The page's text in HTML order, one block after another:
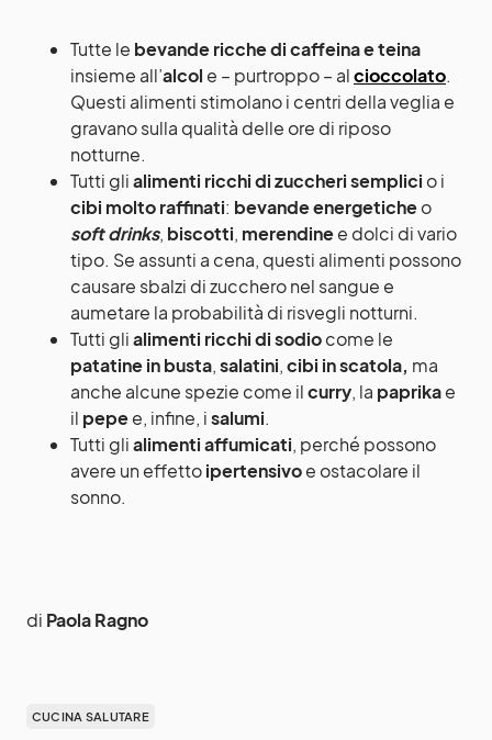
Tutte le bevande ricche di caffeina e teina
insieme all’alcol e – purtroppo – alcioccolato.
Questi alimenti stimolano i centri della veglia e
gravano sulla qualità delle ore di riposo
notturne.
Tutti glialimenti ricchi di zuccheri semplici o i
cibi molto raffinati: bevande energeticheo
soft drinks, biscotti, merendinee dolci di vario
tipo. Se assunti a cena, questi alimenti possono
causare sbalzi di zucchero nel sangue e
aumetare la probabilità di risvegli notturni.
Tutti glialimenti ricchi di sodiocome le
patatine in busta,salatini,cibi in scatola, ma
anche alcune spezie come ilcurry, la paprikae
il pepee, infine, isalumi.
Tutti glialimenti affumicati, perché possono
avere un effettoipertensivoe ostacolare il
sonno.
di Paola Ragno
CUCINA SALUTARE